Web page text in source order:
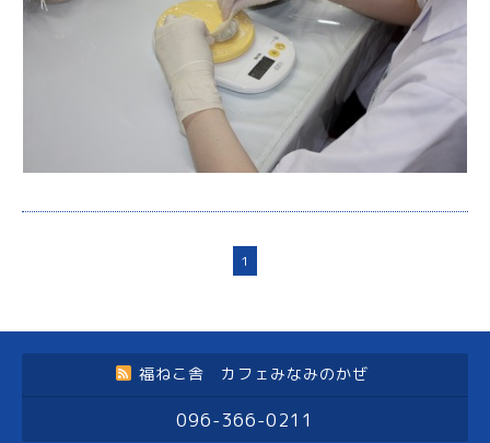
1
福ねこ舎 カフェみなみのかぜ
096-366-0211